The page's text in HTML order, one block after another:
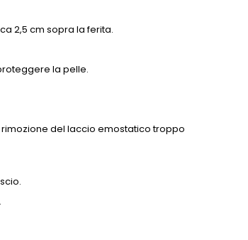
2,5 cm sopra la ferita.
la pelle.
del laccio emostatico troppo